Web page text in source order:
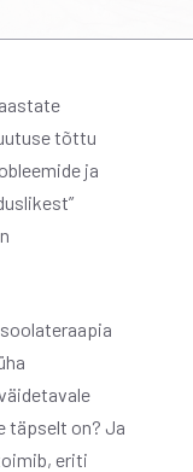
tõttu
ja
täpselt on? Ja
eriti